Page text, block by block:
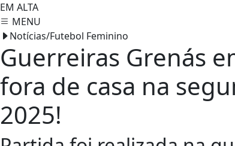
EM ALTA
MENU
Notícias/Futebol Feminino
Guerreiras Grenás
fora de casa na
2025!